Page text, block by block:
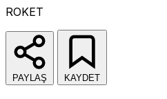
ROKET
PAYLAŞ KAYDET